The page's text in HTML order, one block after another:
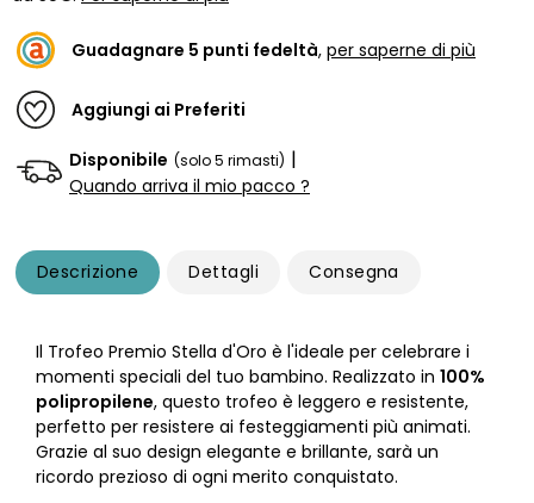
Guadagnare 5 punti fedeltà, per saperne di più
Aggiungi ai Preferiti
Disponibile (solo 5 rimasti) |
Quando arriva il mio pacco ?
Descrizione Dettagli Consegna
Il Trofeo Premio Stella d'Oro è l'ideale per celebrare i
momenti speciali del tuo bambino. Realizzato in 100%
polipropilene, questo trofeo è leggero e resistente,
perfetto per resistere ai festeggiamenti più animati.
Grazie al suo design elegante e brillante, sarà un
ricordo prezioso di ogni merito conquistato.